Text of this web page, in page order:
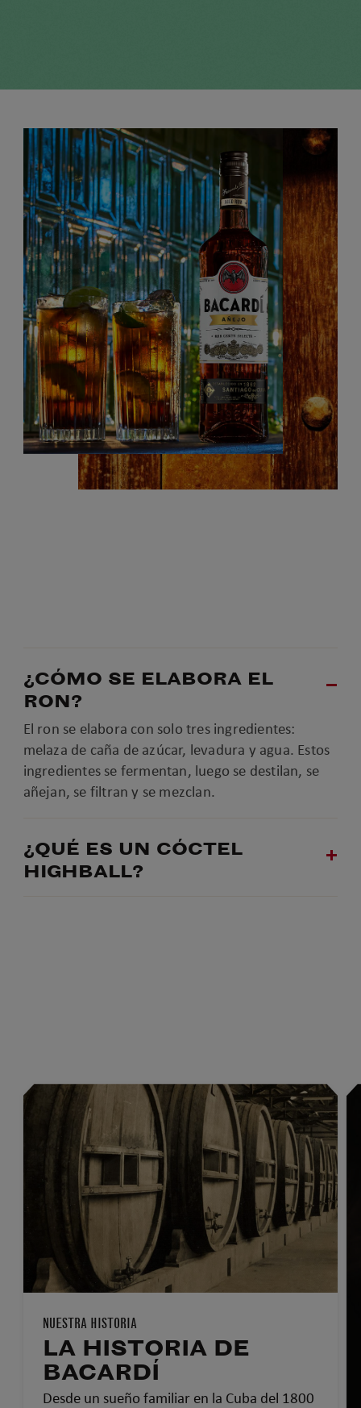
¿CÓMO SE ELABORA EL
RON?
El ron se elabora con solo tres ingredientes:
melaza de caña de azúcar, levadura y agua. Estos
ingredientes se fermentan, luego se destilan, se
añejan, se filtran y se mezclan.
¿QUÉ ES UN CÓCTEL
HIGHBALL?
NUESTRA HISTORIA
LA HISTORIA DE
BACARDÍ
Desde un sueño familiar en la Cuba del 1800